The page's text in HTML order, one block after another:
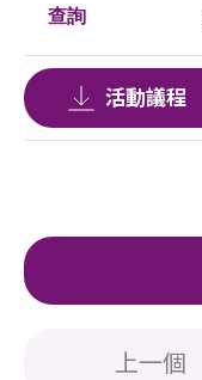
查詢
活動議程
上一個